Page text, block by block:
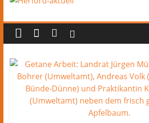
Herford-
aktuell
Nachrichten
und
Kultur
Herford